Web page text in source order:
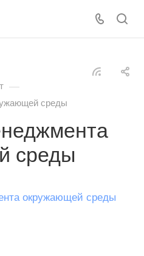
—
среды
среды